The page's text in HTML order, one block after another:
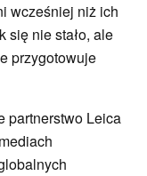
wcześniej niż ich
się nie stało, ale
przygotowuje
partnerstwo Leica